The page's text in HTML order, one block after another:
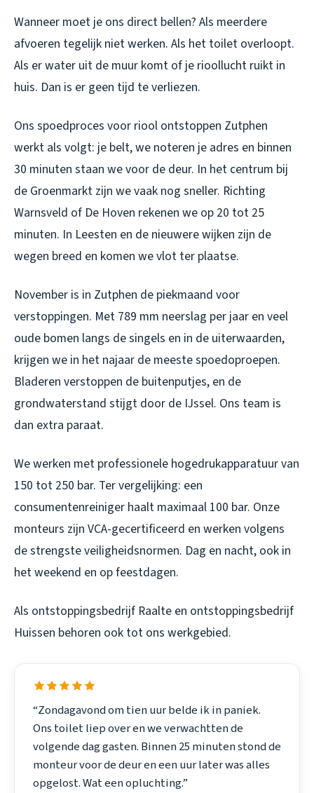
Wanneer moet je ons direct bellen? Als meerdere
afvoeren tegelijk niet werken. Als het toilet overloopt.
Als er water uit de muur komt of je rioollucht ruikt in
huis. Dan is er geen tijd te verliezen.
Ons spoedproces voor riool ontstoppen Zutphen
werkt als volgt: je belt, we noteren je adres en binnen
30 minuten staan we voor de deur. In het centrum bij
de Groenmarkt zijn we vaak nog sneller. Richting
Warnsveld of De Hoven rekenen we op 20 tot 25
minuten. In Leesten en de nieuwere wijken zijn de
wegen breed en komen we vlot ter plaatse.
November is in Zutphen de piekmaand voor
verstoppingen. Met 789 mm neerslag per jaar en veel
oude bomen langs de singels en in de uiterwaarden,
krijgen we in het najaar de meeste spoedoproepen.
Bladeren verstoppen de buitenputjes, en de
grondwaterstand stijgt door de IJssel. Ons team is
dan extra paraat.
We werken met professionele hogedrukapparatuur van
150 tot 250 bar. Ter vergelijking: een
consumentenreiniger haalt maximaal 100 bar. Onze
monteurs zijn VCA-gecertificeerd en werken volgens
de strengste veiligheidsnormen. Dag en nacht, ook in
het weekend en op feestdagen.
Als ontstoppingsbedrijf Raalte en ontstoppingsbedrijf
Huissen behoren ook tot ons werkgebied.
“Zondagavond om tien uur belde ik in paniek.
Ons toilet liep over en we verwachtten de
volgende dag gasten. Binnen 25 minuten stond de
monteur voor de deur en een uur later was alles
opgelost. Wat een opluchting.”